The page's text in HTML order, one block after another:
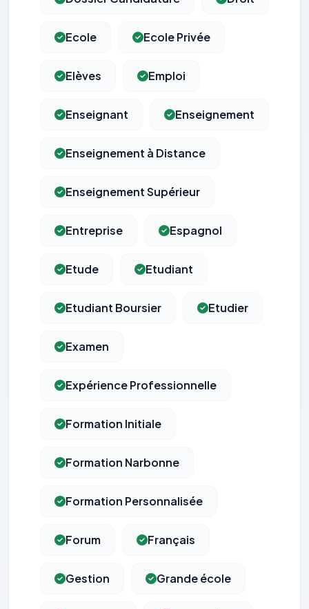
Ecole Ecole Privée
Elèves Emploi
Enseignant Enseignement
Enseignement à Distance
Enseignement Supérieur
Entreprise Espagnol
Etude Etudiant
Etudiant Boursier Etudier
Examen
Expérience Professionnelle
Formation Initiale
Formation Narbonne
Formation Personnalisée
Forum Français
Gestion Grande école